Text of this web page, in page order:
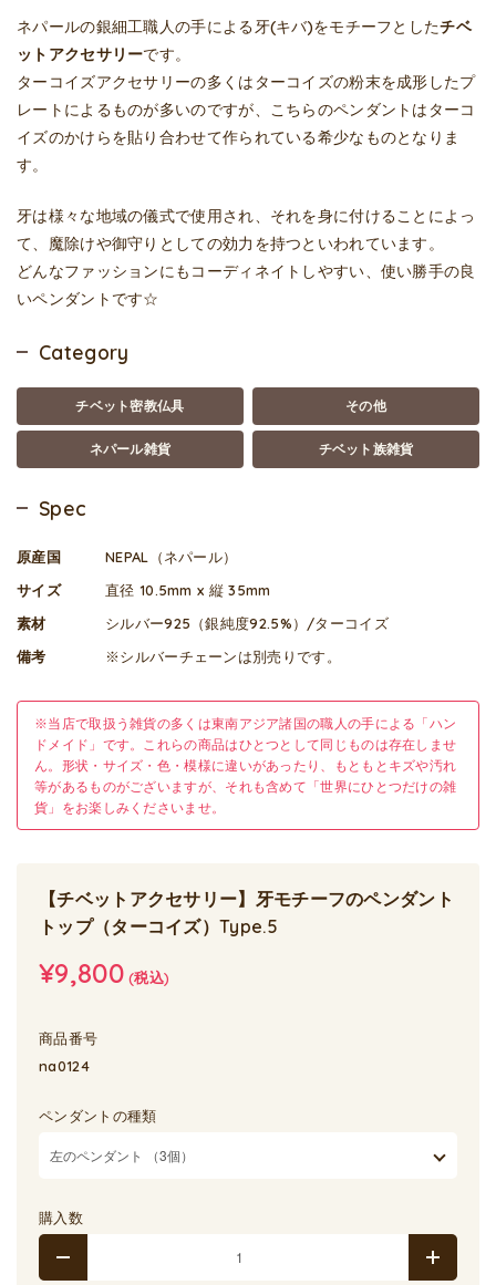
ネパールの銀細工職人の手による牙(キバ)をモチーフとしたチベ
ットアクセサリーです。
ターコイズアクセサリーの多くはターコイズの粉末を成形したプ
レートによるものが多いのですが、こちらのペンダントはターコ
イズのかけらを貼り合わせて作られている希少なものとなりま
す。
牙は様々な地域の儀式で使用され、それを身に付けることによっ
て、魔除けや御守りとしての効力を持つといわれています。
どんなファッションにもコーディネイトしやすい、使い勝手の良
いペンダントです☆
Category
チベット密教仏具 その他
ネパール雑貨 チベット族雑貨
Spec
原産国
NEPAL（ネパール）
サイズ
直径 10.5mm x 縦 35mm
素材
シルバー925（銀純度92.5%）/ターコイズ
備考
※シルバーチェーンは別売りです。
※当店で取扱う雑貨の多くは東南アジア諸国の職人の手による「ハン
ドメイド」です。これらの商品はひとつとして同じものは存在しませ
ん。形状・サイズ・色・模様に違いがあったり、もともとキズや汚れ
等があるものがございますが、それも含めて「世界にひとつだけの雑
貨」をお楽しみくださいませ。
【チベットアクセサリー】牙モチーフのペンダント
トップ（ターコイズ）Type.5
¥9,800(税込)
商品番号
na0124
ペンダントの種類
購入数